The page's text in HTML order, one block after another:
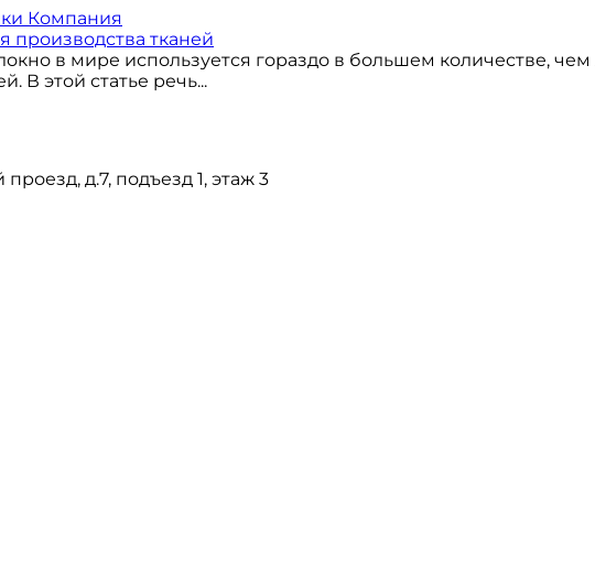
Компания
производства тканей
в мире используется гораздо в большем количестве,
В этой статье речь...
д.7, подъезд 1, этаж 3